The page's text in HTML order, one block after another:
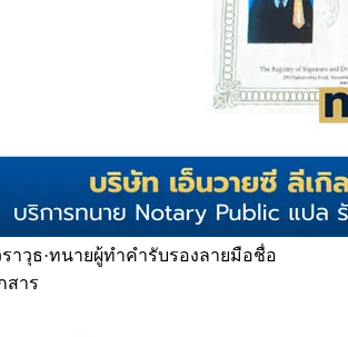
าวุธ·ทนายผู้ทำคำรับรองลายมือชื่อ
สาร